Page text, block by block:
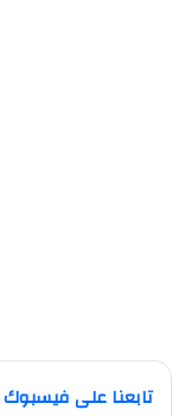
تابعنا على فيسبوك